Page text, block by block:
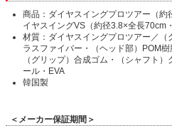
商品：ダイヤスイングプロツアー（
イヤスイングVS（約径3.8×全長70cm
材質：ダイヤスイングプロツアー／
ラスファイバー・（ヘッド部）POM
（グリップ）合成ゴム・（シャフト
ール・EVA
韓国製
＜メーカー保証期間＞